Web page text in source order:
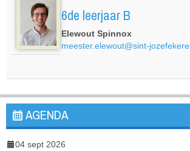
6de leerjaar B
Elewout Spinnox
meester.elewout@sint-
AGENDA
04 sept 2026